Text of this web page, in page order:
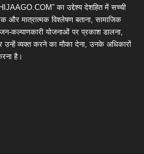
का उद्देश्य देशहित में सच्ची
और मात्रात्मक विश्लेषण बताना, सामाजिक
कल्याणकारी योजनाओं पर प्रकाश डालना,
व्यक्त करने का मौका देना, उनके अधिकारों
है।